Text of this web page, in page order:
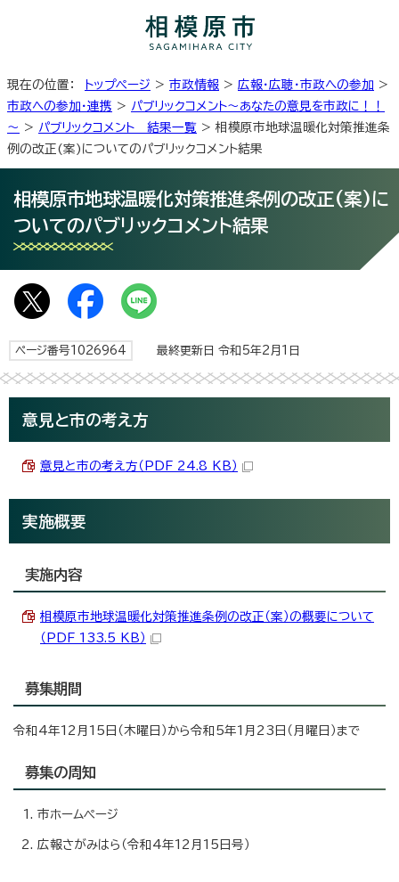
現在の位置： トップページ > 市政情報 > 広報・広聴・市政への参加 >
市政への参加・連携 > パブリックコメント～あなたの意見を市政に！！
～ > パブリックコメント 結果一覧 > 相模原市地球温暖化対策推進条
例の改正(案)についてのパブリックコメント結果
相模原市地球温暖化対策推進条例の改正(案)に
ついてのパブリックコメント結果
ページ番号1026964 最終更新日 令和5年2月1日
意見と市の考え方
意見と市の考え方（PDF 24.8 KB）
実施概要
実施内容
相模原市地球温暖化対策推進条例の改正（案）の概要について
（PDF 133.5 KB）
募集期間
令和4年12月15日（木曜日）から令和5年1月23日（月曜日）まで
募集の周知
市ホームページ
広報さがみはら（令和4年12月15日号）